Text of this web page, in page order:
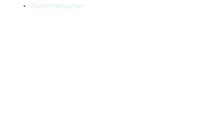
Handelsbetingelser